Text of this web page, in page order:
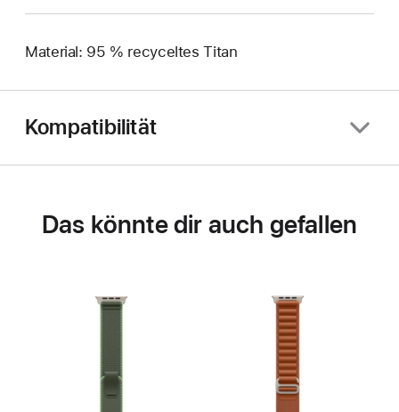
Material: 95 % recyceltes Titan
Kompatibilität
Das könnte dir auch gefallen